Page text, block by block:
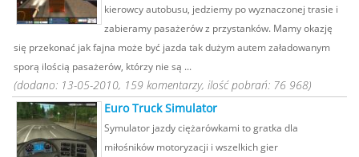
kierowcy autobusu, jedziemy po wyznaczonej trasie i
zabieramy pasażerów z przystanków. Mamy okazję
się przekonać jak fajna może być jazda tak dużym autem załadowanym
sporą ilością pasażerów, którzy nie są ...
(dodano: 13-05-2010, 159 komentarzy, ilość pobrań: 76 968)
Euro Truck Simulator
Symulator jazdy ciężarówkami to gratka dla
miłośników motoryzacji i wszelkich gier